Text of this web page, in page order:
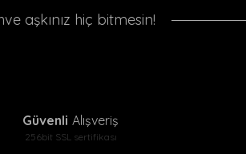
aşkınız hiç bitmesin!
Güvenli Alışveriş
256bit SSL sertifikası